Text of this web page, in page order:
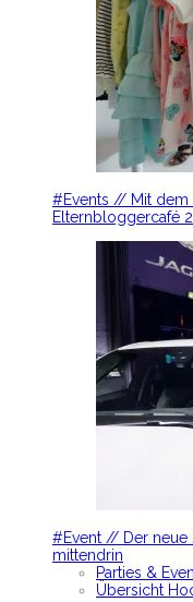
#Events // Mit
Elternbloggercafé
#Event // Der neue
mittendrin
Parties &
Übersicht